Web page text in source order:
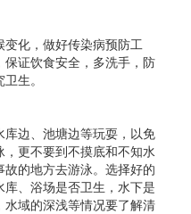
化，做好传染病预防工
证饮食安全，多洗手，防
生。
边、池塘边等玩耍，以免
更不要到不摸底和不知水
的地方去游泳。选择好的
、浴场是否卫生，水下是
域的深浅等情况要了解清